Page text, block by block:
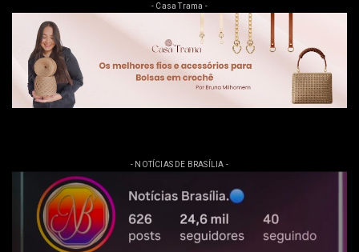
- Casa Trama -
- NOTÍCIAS DE BRASÍLIA -